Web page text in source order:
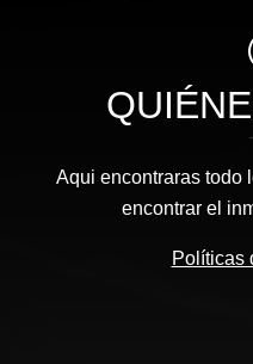
Aqui encontraras todo
encontrar el
Políticas